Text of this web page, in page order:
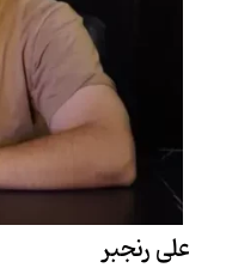
علی رنجبر